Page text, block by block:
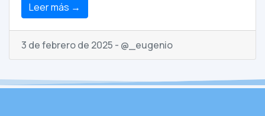
Leer más →
3 de febrero de 2025 - @_eugenio